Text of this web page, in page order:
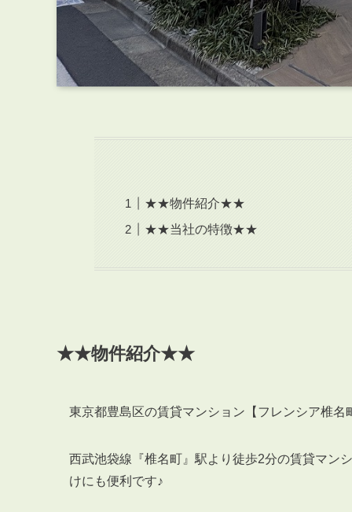
ABOUT 私たちについて
★★物件紹介★★
★★当社の特徴★★
★★物件紹介★★
東京都豊島区の賃貸マンション【フレンシア椎名
西武池袋線『椎名町』駅より徒歩2分の賃貸マン
けにも便利です♪